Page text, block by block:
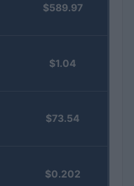
$589.97
$1.04
$73.54
$0.202